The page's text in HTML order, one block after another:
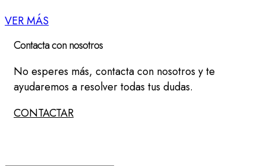
VER MÁS
Contacta con nosotros
No esperes más, contacta con nosotros y te
ayudaremos a resolver todas tus dudas.
CONTACTAR